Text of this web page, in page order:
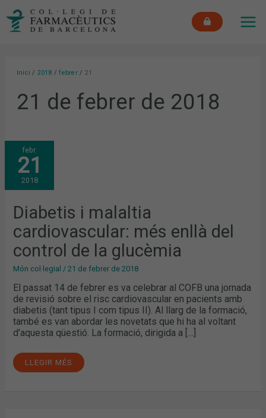
Inici 2018 febrer 21
21 de febrer de 2018
febr.
21
2018
Diabetis i malaltia
cardiovascular: més enllà del
control de la glucèmia
Món col·legial /21 de febrer de 2018
El passat 14 de febrer es va celebrar al COFB una jornada
de revisió sobre el risc cardiovascular en pacients amb
diabetis (tant tipus I com tipus II). Al llarg de la formació,
també es van abordar les novetats que hi ha al voltant
d’aquesta qüestió. La formació, dirigida a […]
DIABETIS
I
MALALTIA
CARDIOVASCULAR:
MÉS
ENLLÀ
DEL
DE
LA
GLUCÈMIA
LLEGIR MÉS